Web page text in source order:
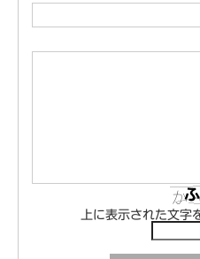
上に表示された文字